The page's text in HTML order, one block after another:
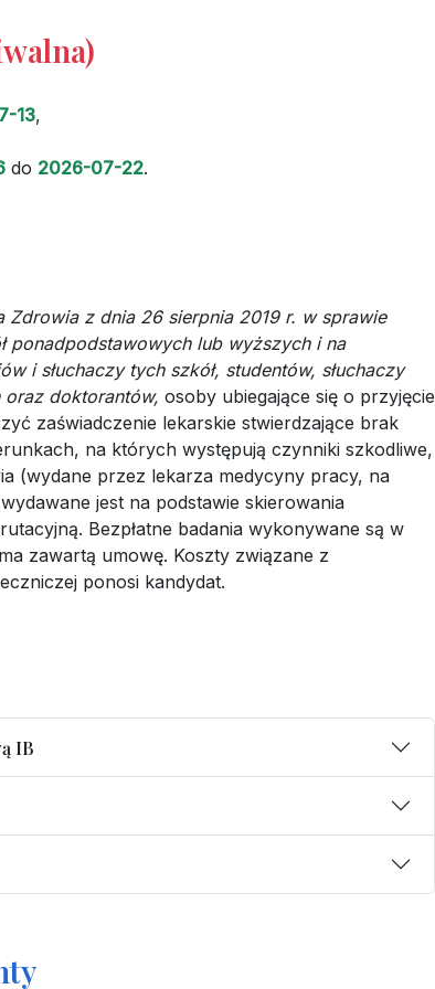
13,
do 2026-07-22.
Zdrowia z dnia 26 sierpnia 2019 r. w sprawie
ponadpodstawowych lub wyższych i na
i słuchaczy tych szkół, studentów, słuchaczy
doktorantów, osoby ubiegające się o przyjęcie
zaświadczenie lekarskie stwierdzające brak
na których występują czynniki szkodliwe,
(wydane przez lekarza medycyny pracy, na
jest na podstawie skierowania
Bezpłatne badania wykonywane są w
zawartą umowę. Koszty związane z
ponosi kandydat.
IB